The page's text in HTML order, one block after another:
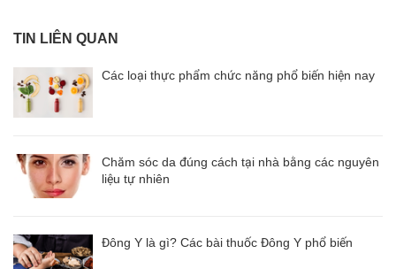
TIN LIÊN QUAN
Các loại thực phẩm chức năng phổ biến hiện nay
Chăm sóc da đúng cách tại nhà bằng các nguyên
liệu tự nhiên
Đông Y là gì? Các bài thuốc Đông Y phổ biến